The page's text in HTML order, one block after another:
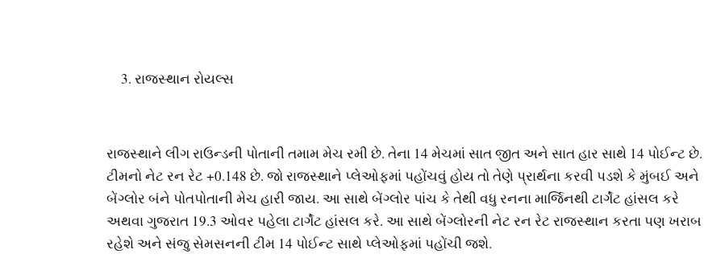
રાજસ્થાન રોયલ્સ
રાજસ્થાને લીગ રાઉન્ડની પોતાની તમામ મેચ રમી છે. તેના 14 મેચમાં સાત જીત અને સાત હાર સાથે 14 પોઈન્ટ છે.
ટીમનો નેટ રન રેટ +0.148 છે. જો રાજસ્થાને પ્લેઓફમાં પહોંચવું હોય તો તેણે પ્રાર્થના કરવી પડશે કે મુંબઈ અને
બેંગ્લોર બંને પોતપોતાની મેચ હારી જાય. આ સાથે બેંગ્લોર પાંચ કે તેથી વધુ રનના માર્જિનથી ટાર્ગેટ હાંસલ કરે
અથવા ગુજરાત 19.3 ઓવર પહેલા ટાર્ગેટ હાંસલ કરે. આ સાથે બેંગ્લોરની નેટ રન રેટ રાજસ્થાન કરતા પણ ખરાબ
રહેશે અને સંજુ સેમસનની ટીમ 14 પોઈન્ટ સાથે પ્લેઓફમાં પહોંચી જશે.